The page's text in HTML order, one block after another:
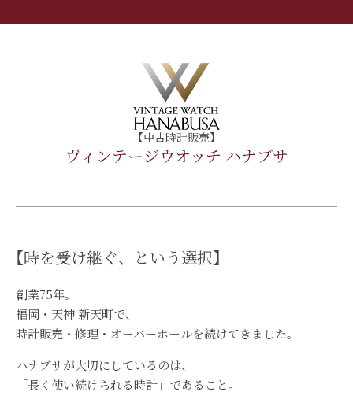
【中古時計販売】
ヴィンテージウオッチ ハナブサ
【時を受け継ぐ、という選択】
創業75年。
福岡・天神 新天町で、
時計販売・修理・オーバーホールを続けてきました。
ハナブサが大切にしているのは、
「長く使い続けられる時計」であること。